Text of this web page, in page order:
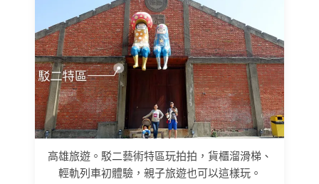
高雄旅遊。駁二藝術特區玩拍拍，貨櫃溜滑梯、
輕軌列車初體驗，親子旅遊也可以這樣玩。